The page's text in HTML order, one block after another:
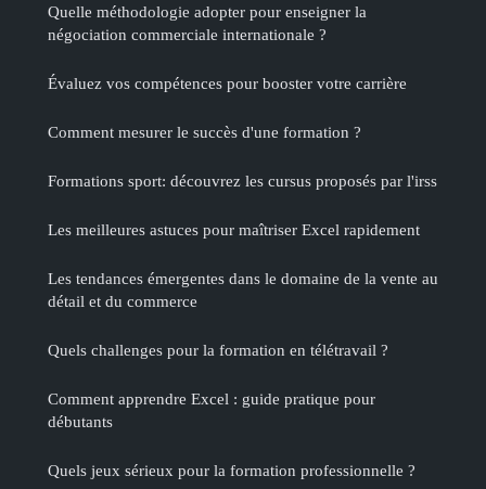
Quelle méthodologie adopter pour enseigner la
négociation commerciale internationale ?
Évaluez vos compétences pour booster votre carrière
Comment mesurer le succès d'une formation ?
Formations sport: découvrez les cursus proposés par l'irss
Les meilleures astuces pour maîtriser Excel rapidement
Les tendances émergentes dans le domaine de la vente au
détail et du commerce
Quels challenges pour la formation en télétravail ?
Comment apprendre Excel : guide pratique pour
débutants
Quels jeux sérieux pour la formation professionnelle ?